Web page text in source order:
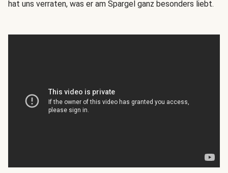
hat uns verraten, was er am Spargel ganz besonders liebt.